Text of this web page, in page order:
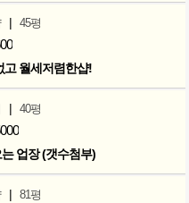
| 45평
고 월세저렴한샵!
| 40평
업장 (갯수첨부)
| 81평